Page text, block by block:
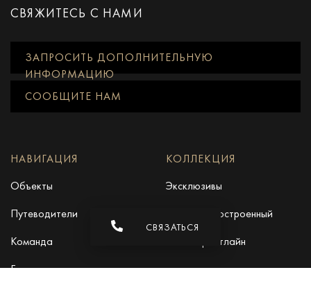
СВЯЖИТЕСЬ С НАМИ
ЗАПРОСИТЬ ДОПОЛНИТЕЛЬНУЮ
ИНФОРМАЦИЮ
СООБЩИТЕ НАМ
НАВИГАЦИЯ
Объекты
Путеводители
Команда
Блог
КОЛЛЕКЦИЯ
Эксклюзивы
Недавно Построенный
Пляж Фронтлайн
СВЯЗАТЬСЯ